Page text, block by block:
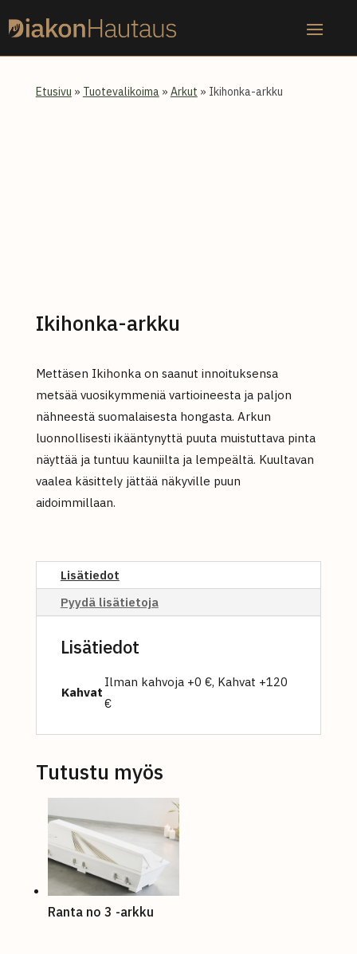
to
content
Etusivu » Tuotevalikoima» Arkut » Ikihonka-arkku
Ikihonka-arkku
Mettäsen Ikihonka on saanut innoituksensa
metsää vuosikymmeniä vartioineesta ja paljon
nähneestä suomalaisesta hongasta. Arkun
luonnollisesti ikääntynyttä puuta muistuttava pinta
näyttää ja tuntuu kauniilta ja lempeältä. Kuultavan
vaalea käsittely jättää näkyville puun
aidoimmillaan.
Lisätiedot
Pyydä lisätietoja
Lisätiedot
Kahvat
Ilman kahvoja +0 €, Kahvat +120
€
Tutustu myös
Ranta no 3 -arkku